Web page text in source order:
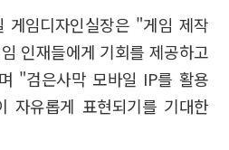
게임디자인실장은 "게임 제작
인재들에게 기회를 제공하고
"검은사막 모바일 IP를 활용
자유롭게 표현되기를 기대한